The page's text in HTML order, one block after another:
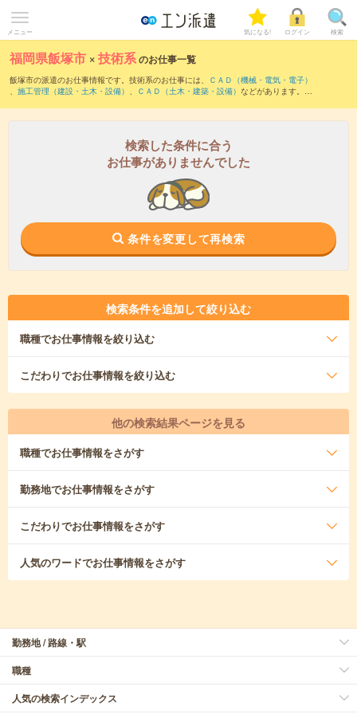
メニュー 気になる! ログイン 検索
福岡県飯塚市 ×技術系のお仕事一覧
飯塚市の派遣のお仕事情報です。技術系のお仕事には、
ＣＡＤ（機械・電気・電子）
、 施工管理（建設・土木・設備） 、 ＣＡＤ（土木・建築・設備） などがあります。さ
検索した条件に合う
お仕事がありませんでした
条件を変更して再検索
検索条件を追加して絞り込む
職種でお仕事情報を絞り込む
こだわりでお仕事情報を絞り込む
他の検索結果ページを見る
職種でお仕事情報をさがす
勤務地でお仕事情報をさがす
こだわりでお仕事情報をさがす
人気のワードでお仕事情報をさがす
勤務地 / 路線・駅
職種
人気の検索インデックス